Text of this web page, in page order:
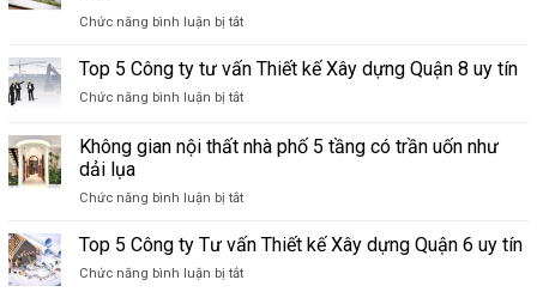
Các
Nhưng
Chức năng bình luận bị tắt
phố
gian
xanh
Top 5 Công ty tư vấn Thiết kế Xây dựng Quận 8 uy tín
Chức năng bình luận bị tắt
Công
Thiết
Không gian nội thất nhà phố 5 tầng có trần uốn như
dải lụa
Chức năng bình luận bị tắt
gian
Top 5 Công ty Tư vấn Thiết kế Xây dựng Quận 6 uy tín
Chức năng bình luận bị tắt